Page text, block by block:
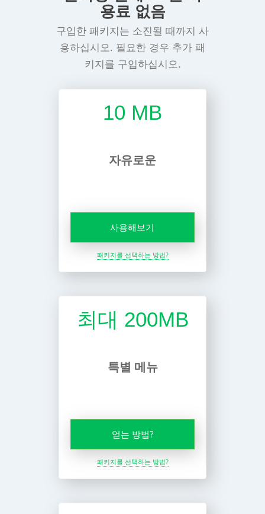
용료 없음
구입한 패키지는 소진될 때까지 사
용하십시오. 필요한 경우 추가 패
키지를 구입하십시오.
10 MB
자유로운
사용해보기
패키지를 선택하는 방법?
최대 200MB
특별 메뉴
얻는 방법?
패키지를 선택하는 방법?